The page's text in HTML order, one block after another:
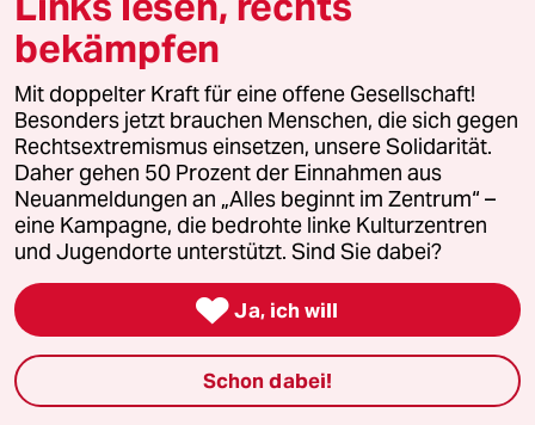
Aboservice
ePaper Login
Downloads für Abonnierende
© 2026 taz Verlags und Vertriebs GmbH
Alle Rechte vorbehalten. Bei rechtlichen Fragen oder für Genehmigungen
wenden Sie sich bitte an
bekämpfen
Mit doppelter Kraft für eine offene Gesellschaft!
Besonders jetzt brauchen Menschen, die sich gegen
Rechtsextremismus einsetzen, unsere Solidarität.
Daher gehen 50 Prozent der Einnahmen aus
Neuanmeldungen an „Alles beginnt im Zentrum“ –
eine Kampagne, die bedrohte linke Kulturzentren
und Jugendorte unterstützt. Sind Sie dabei?
 Ja, ich will
Schon dabei!